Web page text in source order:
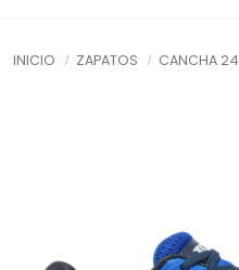
INICIO ZAPATOS CANCHA